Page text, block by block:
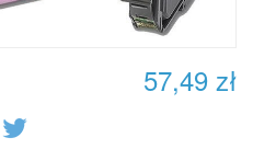
57,49 zł